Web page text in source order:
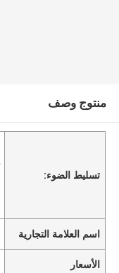
منتوج وصف
تسليط الضوء:
اسم العلامة التجارية
الأسعار